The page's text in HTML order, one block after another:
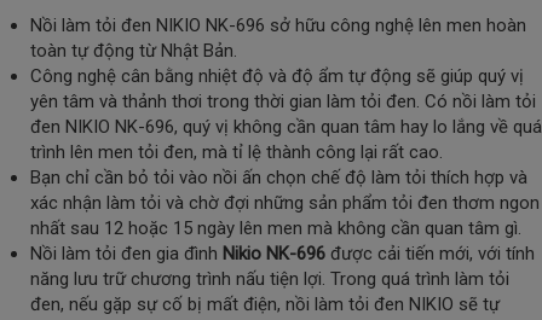
Nồi làm tỏi đen NIKIO NK-696 sở hữu công nghệ lên men hoàn
toàn tự động từ Nhật Bản.
Công nghệ cân bằng nhiệt độ và độ ẩm tự động sẽ giúp quý vị
yên tâm và thảnh thơi trong thời gian làm tỏi đen. Có nồi làm tỏi
đen NIKIO NK-696, quý vị không cần quan tâm hay lo lắng về quá
trình lên men tỏi đen, mà tỉ lệ thành công lại rất cao.
Bạn chỉ cần bỏ tỏi vào nồi ấn chọn chế độ làm tỏi thích hợp và
xác nhận làm tỏi và chờ đợi những sản phẩm tỏi đen thơm ngon
nhất sau 12 hoặc 15 ngày lên men mà không cần quan tâm gì.
Nồi làm tỏi đen gia đình Nikio NK-696 được cải tiến mới, với tính
năng lưu trữ chương trình nấu tiện lợi. Trong quá trình làm tỏi
đen, nếu gặp sự cố bị mất điện, nồi làm tỏi đen NIKIO sẽ tự